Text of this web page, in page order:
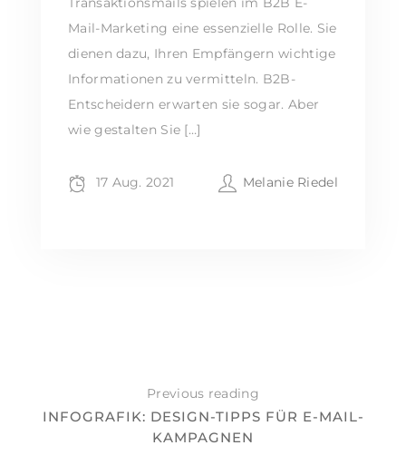
Mail-Marketing eine essenzielle Rolle. Sie
dienen dazu, Ihren Empfängern wichtige
Informationen zu vermitteln. B2B-
Entscheidern erwarten sie sogar. Aber
wie gestalten Sie […]
17 Aug. 2021 Melanie Riedel
Previous reading
INFOGRAFIK: DESIGN-TIPPS FÜR E-MAIL-
KAMPAGNEN